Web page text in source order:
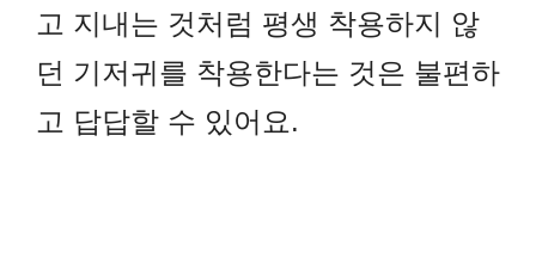
고 지내는 것처럼 평생 착용하지 않
던 기저귀를 착용한다는 것은 불편하
고 답답할 수 있어요.